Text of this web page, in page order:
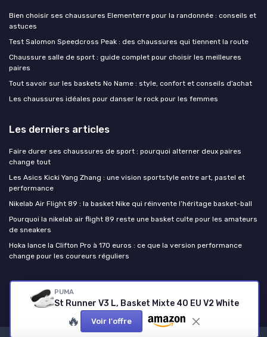
PUMA
St Runner V3 L, Basket Mixte 40 EU V2 White
🔥 Voir l'offre
Bien choisir ses chaussures Elementerre pour la randonnée : conseils et
astuces
Test Salomon Speedcross Peak : des chaussures qui tiennent la route
Chaussure salle de sport : guide complet pour choisir les meilleures
paires
Tout savoir sur les baskets No Name : style, confort et conseils d’achat
Les chaussures idéales pour danser le rock pour les femmes
Les derniers articles
Faire durer ses chaussures de sport : pourquoi alterner deux paires
change tout
Les Asics Kicki Yang Zhang : une vision sportstyle entre art, pastel et
performance
Nikelab Air Flight 89 : la basket Nike qui réinvente l’héritage basket-ball
Pourquoi la nikelab air flight 89 reste une basket culte pour les amateurs
de sneakers
Hoka lance la Clifton Pro à 170 euros : ce que la version performance
change pour les coureurs réguliers
Chaussure de sport